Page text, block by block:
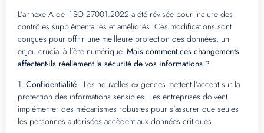
L’annexe A de l’ISO 27001:2022 a été révisée pour inclure des
contrôles supplémentaires et améliorés. Ces modifications sont
conçues pour offrir une meilleure protection des données, un
enjeu crucial à l’ère numérique. Mais comment ces changements
affectent-ils réellement la sécurité de vos informations ?
1. Confidentialité : Les nouvelles exigences mettent l’accent sur la
protection des informations sensibles. Les entreprises doivent
implémenter des mécanismes robustes pour s’assurer que seules
les personnes autorisées accèdent aux données critiques.